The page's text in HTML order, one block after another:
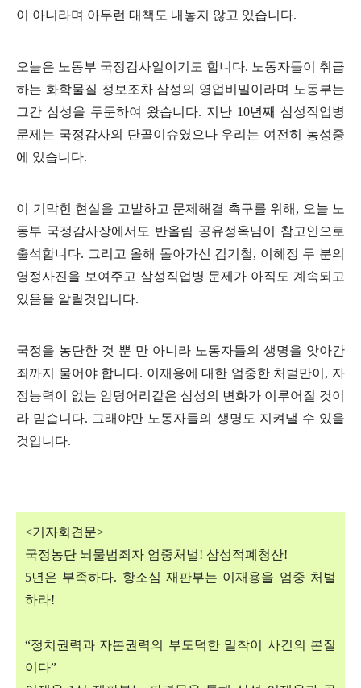
이 아니라며 아무런 대책도 내놓지 않고 있습니다.
오늘은 노동부 국정감사일이기도 합니다. 노동자들이 취급
하는 화학물질 정보조차 삼성의 영업비밀이라며 노동부는
그간 삼성을 두둔하여 왔습니다. 지난 10년째 삼성직업병
문제는 국정감사의 단골이슈였으나 우리는 여전히 농성중
에 있습니다.
이 기막힌 현실을 고발하고 문제해결 촉구를 위해 , 오늘 노
동부 국정감사장에서도 반올림 공유정옥님이 참고인으로
출석합니다. 그리고 올해 돌아가신 김기철, 이혜정 두 분의
영정사진을 보여주고 삼성직업병 문제가 아직도 계속되고
있음을 알릴것입니다.
국정을 농단한 것 뿐 만 아니라 노동자들의 생명을 앗아간
죄까지 물어야 합니다. 이재용에 대한 엄중한 처벌만이 , 자
정능력이 없는 암덩어리같은 삼성의 변화가 이루어질 것이
라 믿습니다. 그래야만 노동자들의 생명도 지켜낼 수 있을
것입니다.
<기자회견문>
국정농단 뇌물범죄자 엄중처벌! 삼성적폐청산!
5년은 부족하다. 항소심 재판부는 이재용을 엄중 처벌
하라!
“정치권력과 자본권력의 부도덕한 밀착이 사건의 본질
이다”